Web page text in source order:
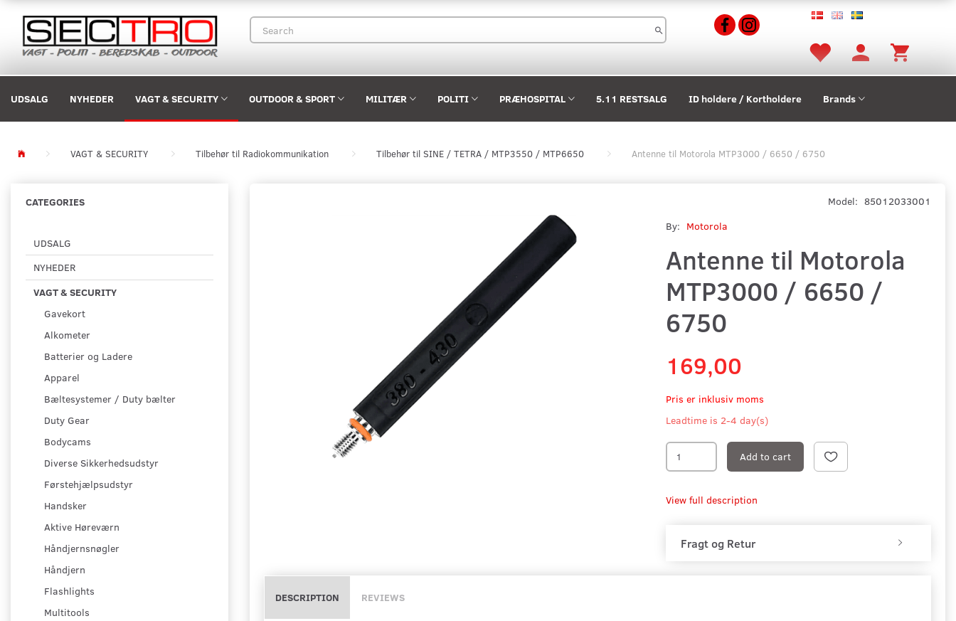
UDSALG NYHEDER VAGT & SECURITY OUTDOOR & SPORT MILITÆR POLITI PRÆHOSPITAL 5.11 RESTSALG ID holdere / Kortholdere Brands
VAGT & SECURITY Tilbehør til Radiokommunikation Tilbehør til SINE / TETRA / MTP3550 / MTP6650 Antenne til Motorola MTP3000 / 6650 / 6750
CATEGORIES
UDSALG
NYHEDER
VAGT & SECURITY
Gavekort
Alkometer
Batterier og Ladere
Apparel
Bæltesystemer / Duty bælter
Duty Gear
Bodycams
Diverse Sikkerhedsudstyr
Førstehjælpsudstyr
Handsker
Aktive Høreværn
Håndjernsnøgler
Håndjern
Flashlights
Multitools
Model: 85012033001
By: Motorola
Antenne til Motorola
MTP3000 / 6650 /
6750
169,00
Pris er inklusiv moms
Leadtime is 2-4 day(s)
Add to cart
View full description
Fragt og Retur
DESCRIPTION REVIEWS